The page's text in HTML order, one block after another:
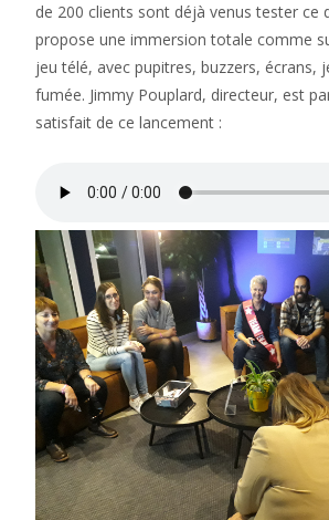
de 200 clients sont déjà venus tester ce
propose une immersion totale comme
jeu télé, avec pupitres, buzzers, écrans,
fumée. Jimmy Pouplard, directeur, est
satisfait de ce lancement :